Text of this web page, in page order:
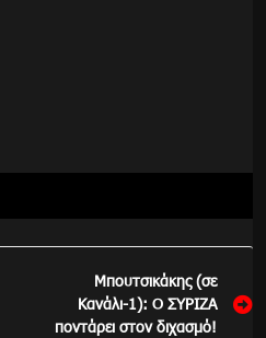
Μπουτσικάκης (σε
Κανάλι-1): Ο ΣΥΡΙΖΑ
ποντάρει στον διχασμό!